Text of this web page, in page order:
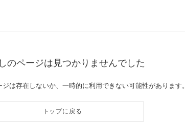
のページは見つかりませんでした
は存在しないか、一時的に利用できない可能性があります。
トップに戻る